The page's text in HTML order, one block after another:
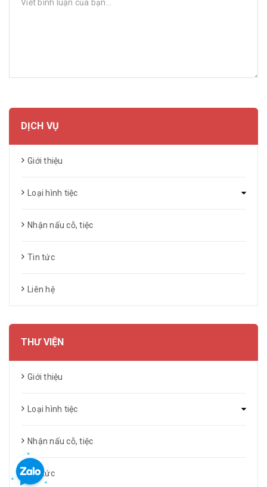
DỊCH VỤ
Giới thiệu
Loại hình tiệc
Nhận nấu cỗ, tiệc
Tin tức
Liên hệ
THƯ VIỆN
Giới thiệu
Loại hình tiệc
Nhận nấu cỗ, tiệc
Tin tức